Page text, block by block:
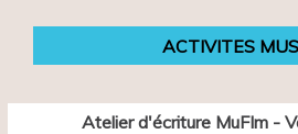
ACTIVITES
Atelier d'écriture MuFIm -